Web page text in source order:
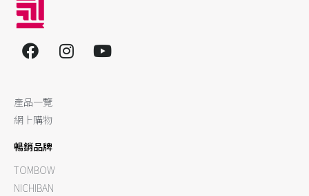
產品一覽
網上購物
暢銷品牌
TOMBOW
NICHIBAN